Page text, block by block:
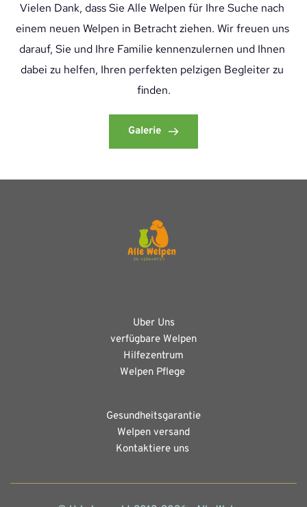
Vielen Dank, dass Sie Alle Welpen für Ihre Suche nach
einem neuen Welpen in Betracht ziehen. Wir freuen uns
darauf, Sie und Ihre Familie kennenzulernen und Ihnen
dabei zu helfen, Ihren perfekten pelzigen Begleiter zu
finden.
Galerie
Uber Uns
verfügbare Welpen
Hilfezentrum
Welpen Pflege
Gesundheitsgarantie
Welpen versand
Kontaktiere uns